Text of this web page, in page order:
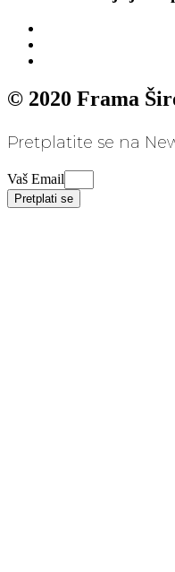
© 2020 Frama
Pretplatite se na
Vaš Email
Pretplati se